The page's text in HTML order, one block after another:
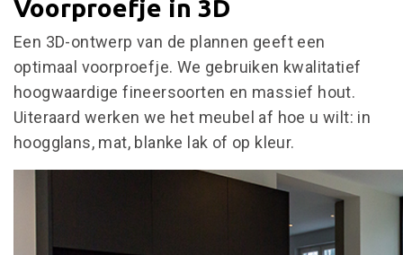
Voorproefje in 3D
Een 3D-ontwerp van de plannen geeft een
optimaal voorproefje. We gebruiken kwalitatief
hoogwaardige fineersoorten en massief hout.
Uiteraard werken we het meubel af hoe u wilt: in
hoogglans, mat, blanke lak of op kleur.